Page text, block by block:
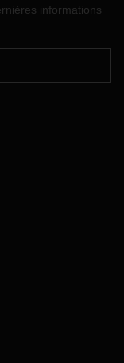
informations